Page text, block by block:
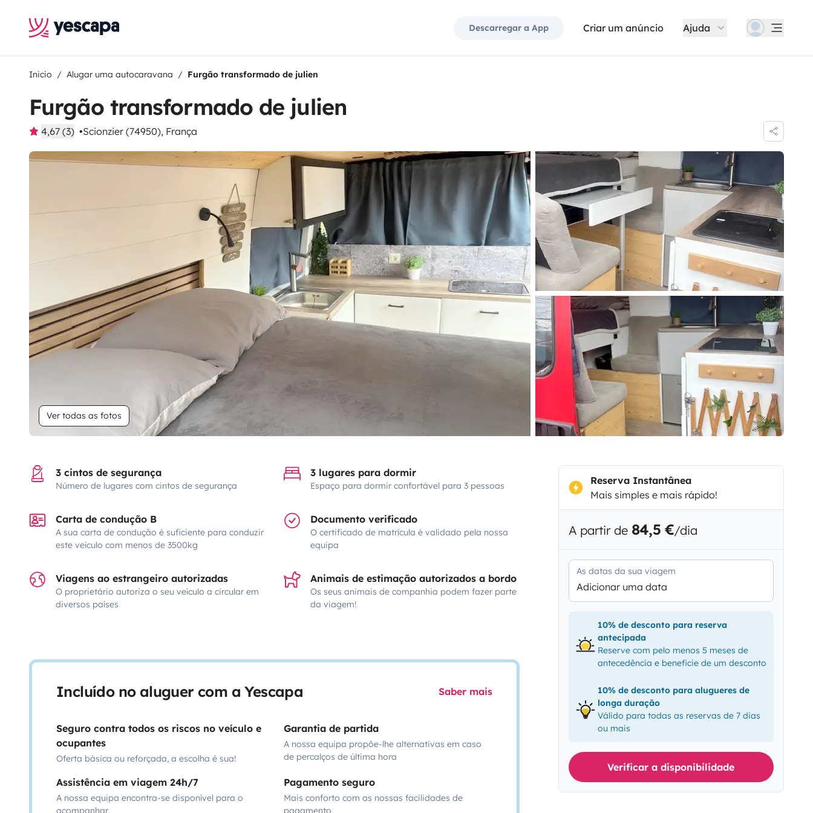
Descarregar a App Criar um anúncio Ajuda
Inicio Alugar uma autocaravana Furgão transformado de julien
Furgão transformado de julien
4,67 (3) Scionzier (74950), França
Ver todas as fotos
3 cintos de segurança
Número de lugares com cintos de segurança
3 lugares para dormir
Espaço para dormir confortável para 3 pessoas
Carta de condução B
A sua carta de condução é suficiente para conduzir
este veículo com menos de 3500kg
Documento verificado
O certificado de matrícula é validado pela nossa
equipa
Viagens ao estrangeiro autorizadas
O proprietário autoriza o seu veículo a circular em
diversos países
Animais de estimação autorizados a bordo
Os seus animais de companhia podem fazer parte
da viagem!
Incluído no aluguer com a Yescapa Saber mais
Seguro contra todos os riscos no veículo e
ocupantes
Oferta básica ou reforçada, a escolha é sua!
Garantia de partida
A nossa equipa propõe-lhe alternativas em caso
de percalços de última hora
Assistência em viagem 24h/7
A nossa equipa encontra-se disponível para o
acompanhar
Pagamento seguro
Mais conforto com as nossas facilidades de
pagamento
Reserva Instantânea
Mais simples e mais rápido!
A partir de 84,5 €/dia
As datas da sua viagem
Adicionar uma data
10% de desconto para reserva
antecipada
Reserve com pelo menos 5 meses de
antecedência e beneficie de um desconto
10% de desconto para alugueres de
longa duração
Válido para todas as reservas de 7 dias
ou mais
Verificar a disponibilidade